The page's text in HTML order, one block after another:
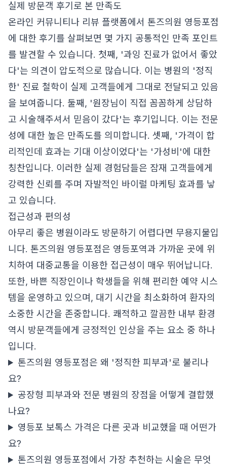
실제 방문객 후기로 본 만족도
온라인 커뮤니티나 리뷰 플랫폼에서 톤즈의원 영등포점
에 대한 후기를 살펴보면 몇 가지 공통적인 만족 포인트
를 발견할 수 있습니다. 첫째, '과잉 진료가 없어서 좋았
다'는 의견이 압도적으로 많습니다. 이는 병원의 '정직
한' 진료 철학이 실제 고객들에게 그대로 전달되고 있음
을 보여줍니다. 둘째, '원장님이 직접 꼼꼼하게 상담하
고 시술해주셔서 믿음이 갔다'는 후기입니다. 이는 전문
성에 대한 높은 만족도를 의미합니다. 셋째, '가격이 합
리적인데 효과는 기대 이상이었다'는 '가성비'에 대한
칭찬입니다. 이러한 실제 경험담들은 잠재 고객들에게
강력한 신뢰를 주며 자발적인 바이럴 마케팅 효과를 낳
고 있습니다.
접근성과 편의성
아무리 좋은 병원이라도 방문하기 어렵다면 무용지물입
니다. 톤즈의원 영등포점은 영등포역과 가까운 곳에 위
치하여 대중교통을 이용한 접근성이 매우 뛰어납니다.
또한, 바쁜 직장인이나 학생들을 위해 편리한 예약 시스
템을 운영하고 있으며, 대기 시간을 최소화하여 환자의
소중한 시간을 존중합니다. 쾌적하고 깔끔한 내부 환경
역시 방문객들에게 긍정적인 인상을 주는 요소 중 하나
입니다.
톤즈의원 영등포점은 왜 '정직한 피부과'로 불리나
요?
공장형 피부과와 전문 병원의 장점을 어떻게 결합했
나요?
영등포 보톡스 가격은 다른 곳과 비교했을 때 어떤가
요?
톤즈의원 영등포점에서 가장 추천하는 시술은 무엇